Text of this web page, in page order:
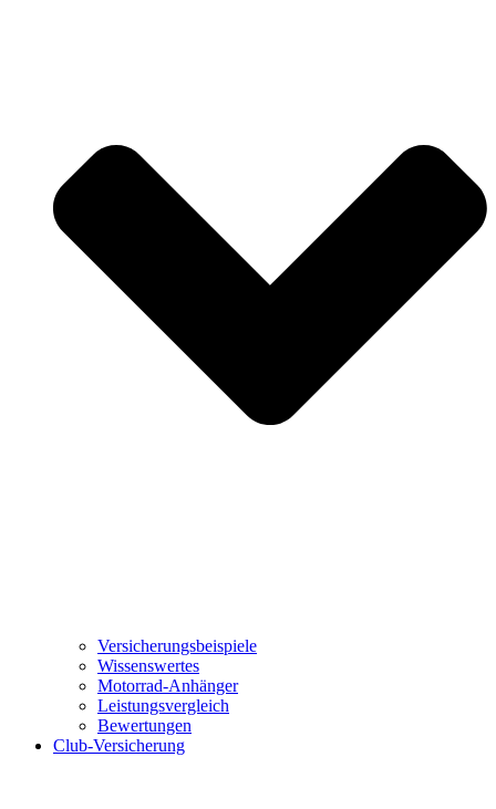
Versicherungsbeispiele
Wissenswertes
Motorrad-Anhänger
Leistungsvergleich
Bewertungen
Club-Versicherung